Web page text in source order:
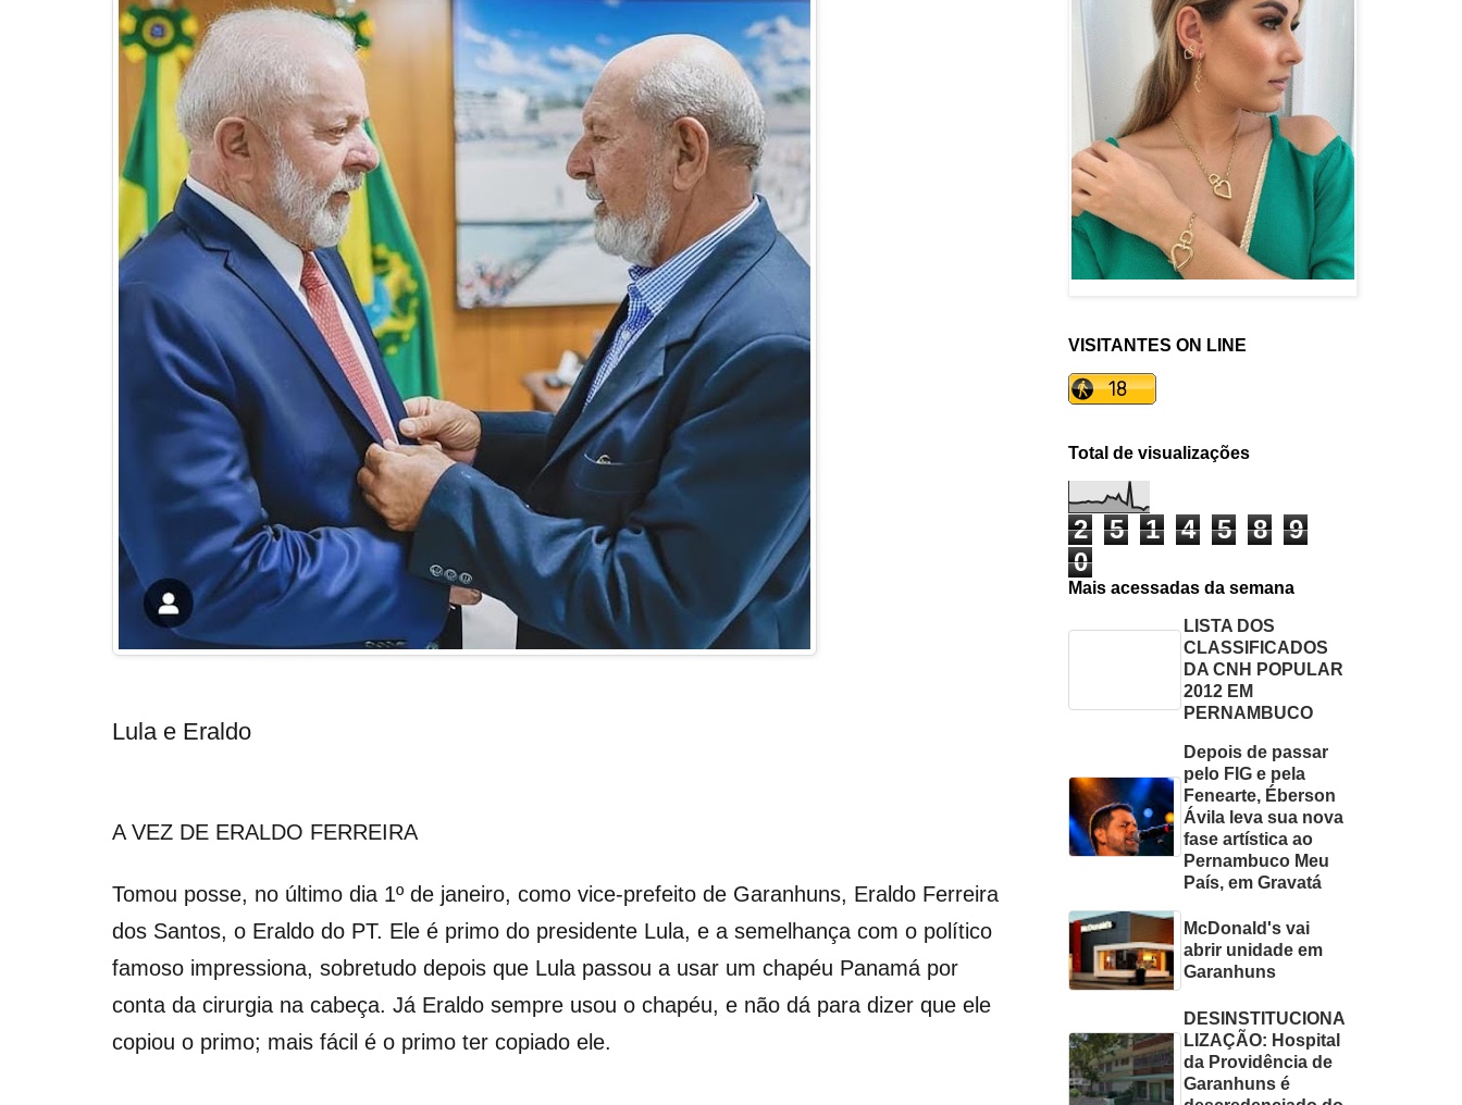
Lula e Eraldo
A VEZ DE ERALDO FERREIRA
Tomou posse, no último dia 1º de janeiro, como vice-prefeito de Garanhuns, Eraldo Ferreira
dos Santos, o Eraldo do PT. Ele é primo do presidente Lula, e a semelhança com o político
famoso impressiona, sobretudo depois que Lula passou a usar um chapéu Panamá por
conta da cirurgia na cabeça. Já Eraldo sempre usou o chapéu, e não dá para dizer que ele
copiou o primo; mais fácil é o primo ter copiado ele.
VISITANTES ON LINE
Total de visualizações
2 5 1 4 5 8
9
0
Mais acessadas da semana
LISTA DOS
CLASSIFICADOS
DA CNH POPULAR
2012 EM
PERNAMBUCO
Depois de passar
pelo FIG e pela
Fenearte, Éberson
Ávila leva sua nova
fase artística ao
Pernambuco Meu
País, em Gravatá
McDonald's vai
abrir unidade em
Garanhuns
DESINSTITUCIONA
LIZAÇÃO: Hospital
da Providência de
Garanhuns é